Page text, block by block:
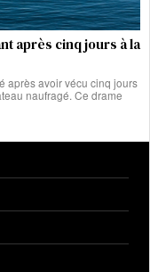
après cinq jours à la
après avoir vécu cinq jours
naufragé. Ce drame